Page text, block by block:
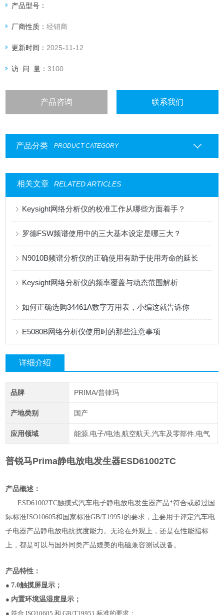
产品型号：
厂商性质：经销商
更新时间：2025-11-12
访 问 量：3100
产品咨询 联系我们
产品分类 PRODUCT CATEGORY
相关文章 RELATED ARTICLES
Keysight网络分析仪的校准工作从哪些方面着手？
罗德FSW频谱使用中的三大基本设定是哪三大？
N9010B频谱分析仪的正确使用有助于使用寿命的延长
Keysight网络分析仪的频率覆盖与动态范围解析
如何正确选购34461A数字万用表，小编这就告诉你
E5080B网络分析仪使用时的那些注意事项
详细介绍
品牌 PRIMA/普律玛
产地类别 国产
应用领域 能源,电子/电池,航空航天,汽车及零部件,电气
普锐马Prima静电放电发生器ESD61002TC
产品概述：
ESD61002TC触摸式汽车电子静电放电发生器产品*符合或超过国
际标准ISO10605和国家标准GB/T19951的要求，主要用于评定汽车电
子电器产品静电放电抗扰度能力。无论在外观上，还是在性能指标
上，都是可以与国外同类产品媲美的电磁兼容测试设备。
产品特性：
●7.0触摸屏显示；
● 内置环境温湿度显示；
● 符合ISO10605 和GB/T19951 标准的要求；